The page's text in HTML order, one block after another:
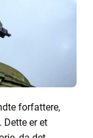
forfattere,
Dette er et